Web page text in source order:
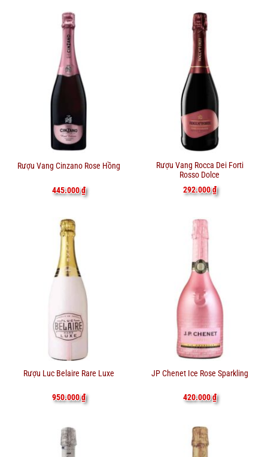
Rượu Vang Cinzano Rose Hồng
445.000₫
Rượu Vang Rocca Dei Forti
Rosso Dolce
292.000₫
Rượu Luc Belaire Rare Luxe
950.000₫
JP Chenet Ice Rose Sparkling
420.000₫